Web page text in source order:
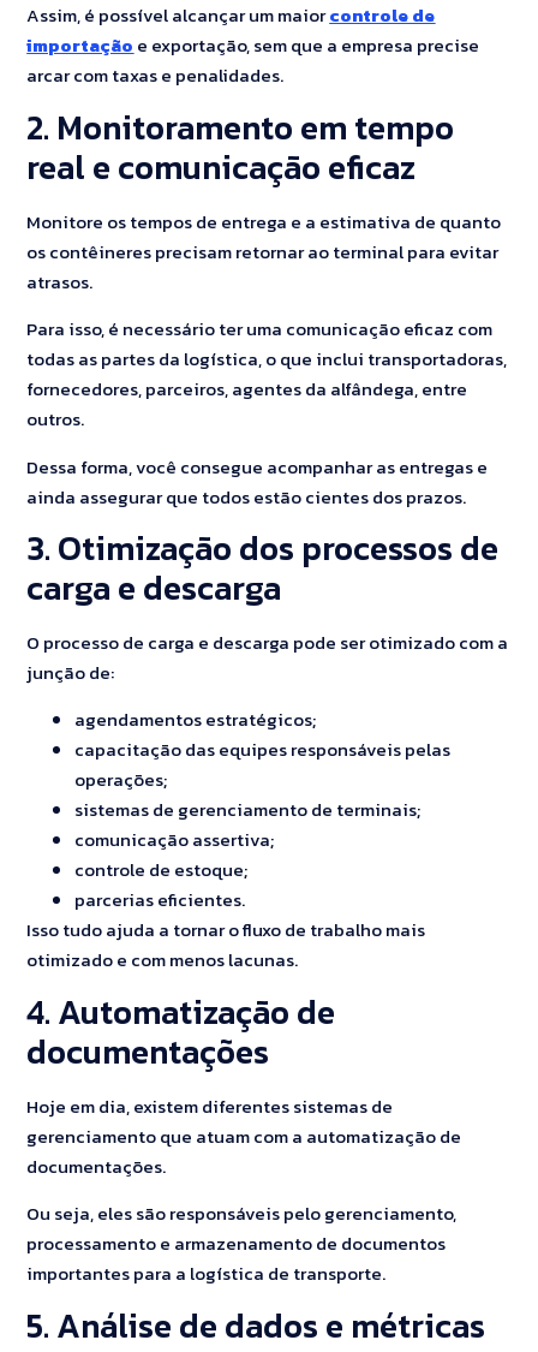
Assim, é possível alcançar um maiorcontrole de
importação e exportação, sem que a empresa precise
arcar com taxas e penalidades.
2. Monitoramento em tempo
real e comunicação eficaz
Monitore os tempos de entrega e a estimativa de quanto
os contêineres precisam retornar ao terminal para evitar
atrasos.
Para isso, é necessário ter uma comunicação eficaz com
todas as partes da logística, o que inclui transportadoras,
fornecedores, parceiros, agentes da alfândega, entre
outros.
Dessa forma, você consegue acompanhar as entregas e
ainda assegurar que todos estão cientes dos prazos.
3. Otimização dos processos de
carga e descarga
O processo de carga e descarga pode ser otimizado com a
junção de:
agendamentos estratégicos;
capacitação das equipes responsáveis pelas
operações;
sistemas de gerenciamento de terminais;
comunicação assertiva;
controle de estoque;
parcerias eficientes.
Isso tudo ajuda a tornar o fluxo de trabalho mais
otimizado e com menos lacunas.
4. Automatização de
documentações
Hoje em dia, existem diferentes sistemas de
gerenciamento que atuam com a automatização de
documentações.
Ou seja, eles são responsáveis pelo gerenciamento,
processamento e armazenamento de documentos
importantes para a logística de transporte.
5. Análise de dados e métricas